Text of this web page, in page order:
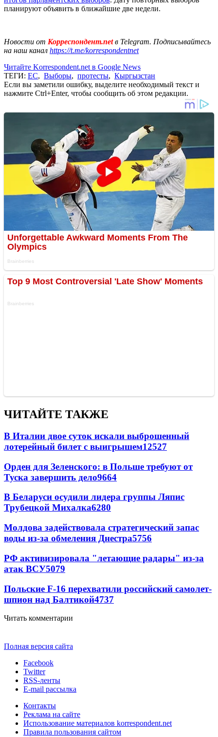
планируют объявить в ближайшие две недели.
Новости от Корреспондент.netв Telegram. Подписывайтесь
на наш канал https://t.me/korrespondentnet
Читайте Korrespondent.net в Google News
ТЕГИ: ЕС, Выборы, протесты, Кыргызстан
Если вы заметили ошибку, выделите необходимый текст и
нажмите Ctrl+Enter, чтобы сообщить об этом редакции.
ЧИТАЙТЕ ТАКЖЕ
В Италии двое суток искали выброшенный
лотерейный билет с выигрышем12527
Орден для Зеленского: в Польше требуют от
Туска завершить дело9664
В Беларуси осудили лидера группы Ляпис
Трубецкой Михалка6280
Молдова задействовала стратегический запас
воды из-за обмеления Днестра5756
РФ активизировала "летающие радары" из-за
атак ВСУ5079
Польские F-16 перехватили российский самолет-
шпион над Балтикой4737
Читать комментарии
Полная версия сайта
Facebook
Twitter
RSS-ленты
E-mail рассылка
Контакты
Реклама на сайте
Использование материалов korrespondent.net
Правила пользования сайтом